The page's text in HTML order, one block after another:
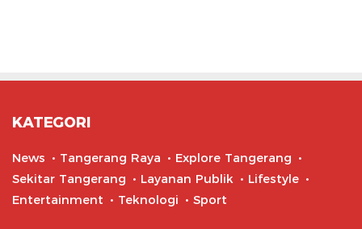
KATEGORI
News Tangerang Raya
Explore Tangerang
Sekitar Tangerang
Layanan Publik
Lifestyle
Entertainment
Teknologi Sport